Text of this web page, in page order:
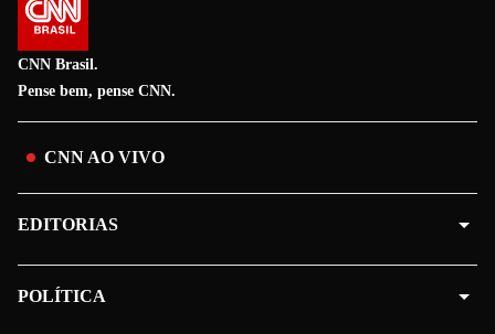
CNN Brasil.
Pense bem, pense CNN.
CNN AO VIVO
EDITORIAS
POLÍTICA